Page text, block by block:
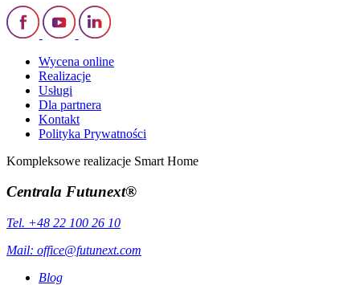
Wycena online
Realizacje
Usługi
Dla partnera
Kontakt
Polityka Prywatności
Kompleksowe realizacje Smart Home
Centrala Futunext®
Tel. +48 22 100 26 10
Mail: office@futunext.com
Blog